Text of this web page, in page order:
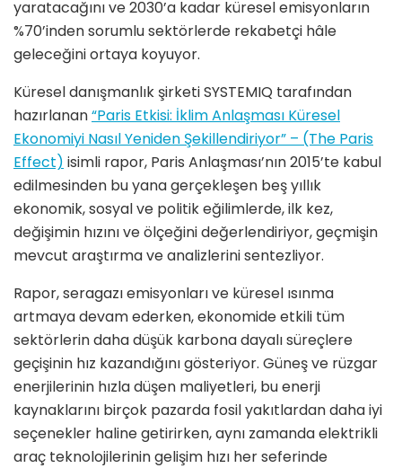
yaratacağını ve 2030’a kadar küresel emisyonların
%70’inden sorumlu sektörlerde rekabetçi hâle
geleceğini ortaya koyuyor.
Küresel danışmanlık şirketi SYSTEMIQ tarafından
hazırlanan“Paris Etkisi: İklim Anlaşması Küresel
Ekonomiyi Nasıl Yeniden Şekillendiriyor” – (The Paris
Effect) isimli rapor, Paris Anlaşması’nın 2015’te kabul
edilmesinden bu yana gerçekleşen beş yıllık
ekonomik, sosyal ve politik eğilimlerde, ilk kez,
değişimin hızını ve ölçeğini değerlendiriyor, geçmişin
mevcut araştırma ve analizlerini sentezliyor.
Rapor, seragazı emisyonları ve küresel ısınma
artmaya devam ederken, ekonomide etkili tüm
sektörlerin daha düşük karbona dayalı süreçlere
geçişinin hız kazandığını gösteriyor. Güneş ve rüzgar
enerjilerinin hızla düşen maliyetleri, bu enerji
kaynaklarını birçok pazarda fosil yakıtlardan daha iyi
seçenekler haline getirirken, aynı zamanda elektrikli
araç teknolojilerinin gelişim hızı her seferinde